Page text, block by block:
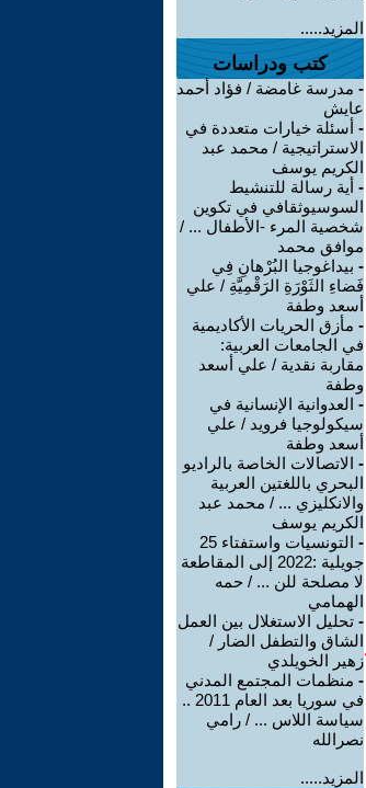
المزيد.....
كتب ودراسات
- مدرسة غامضة / فؤاد أحمد
عايش
- أسئلة خيارات متعددة في
الاستراتيجية / محمد عبد
الكريم يوسف
- أية رسالة للتنشيط
السوسيوثقافي في تكوين
شخصية المرء -الأطفال ... /
موافق محمد
- بيداغوجيا البُرْهانِ فِي
فَضاءِ الثَوْرَةِ الرَقْمِيَّةِ / علي
أسعد وطفة
- مأزق الحريات الأكاديمية
في الجامعات العربية:
مقاربة نقدية / علي أسعد
وطفة
- العدوانية الإنسانية في
سيكولوجيا فرويد / علي
أسعد وطفة
- الاتصالات الخاصة بالراديو
البحري باللغتين العربية
والانكليزي ... / محمد عبد
الكريم يوسف
-
التونسيات واستفتاء 25
جويلية :2022 إلى المقاطعة
لا مصلحة للن ... / حمه
الهمامي
- تحليل الاستغلال بين العمل
الشاق والتطفل الضار /
زهير الخويلدي
- منظمات المجتمع المدني
في سوريا بعد العام 2011 ..
سياسة اللاس ... / رامي
نصرالله
المزيد.....